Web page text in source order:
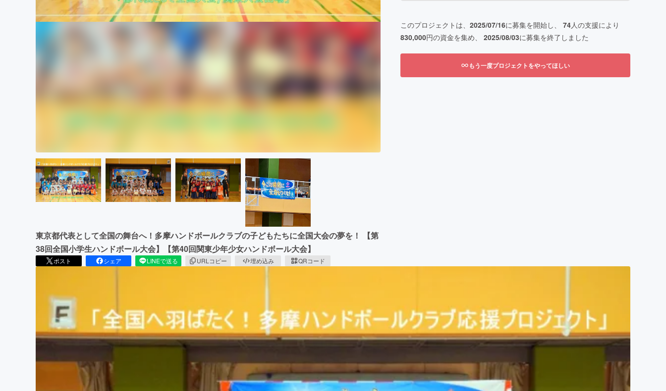
東京都代表として全国の舞台へ！多摩ハンドボールクラブの子どもたちに全国大会の夢を！ 【第
38回全国小学生ハンドボール大会】【第40回関東少年少女ハンドボール大会】
ポスト シェア LINEで送る URLコピー 埋め込み QRコード
このプロジェクトは、 2025/07/16に募集を開始し、 74人の支援により
830,000円の資金を集め、 2025/08/03に募集を終了しました
もう一度プロジェクトをやってほしい